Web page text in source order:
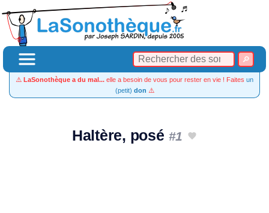
⚠️ LaSonothèque a du mal... elle a besoin de vous pour rester en vie ! Faites un
(petit) don ⚠️
Haltère, posé #1